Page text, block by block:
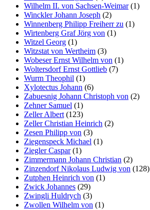
Wilhelm II. von Sachsen-Weimar(1)
Winckler Johann Joseph (2)
Winnenberg Philipp Freiherr zu (1)
Wirtenberg Graf Jörg von (1)
Witzel Georg (1)
Witzstat von Wertheim (3)
Wobeser Ernst Wilhelm von (1)
Woltersdorf Ernst Gottlieb (7)
Wurm Theophil (1)
Xylotectus Johann (6)
Zabuesnig Johann Christoph von (2)
Zehner Samuel (1)
Zeller Albert(123)
Zeller Christian Heinrich (2)
Zesen Philipp von (3)
Ziegenspeck Michael (1)
Ziegler Caspar(1)
Zimmermann Johann Christian (2)
Zinzendorf Nikolaus Ludwig von (128)
Zutphen Heinrich von (1)
Zwick Johannes (29)
Zwingli Huldrych (3)
Zwollen Wilhelm von (1)